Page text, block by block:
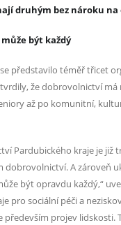
druhým bez nároku na
být každý
představilo téměř třicet
že dobrovolnictví
až po komunitní,
Pardubického kraje je již
dobrovolnictví. A zároveň
být opravdu každý,“
pro sociální péči a
především projev lidskosti.